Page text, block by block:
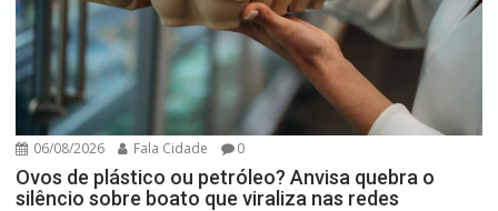
06/08/2026 Fala Cidade 0
Ovos de plástico ou petróleo? Anvisa quebra o
silêncio sobre boato que viraliza nas redes